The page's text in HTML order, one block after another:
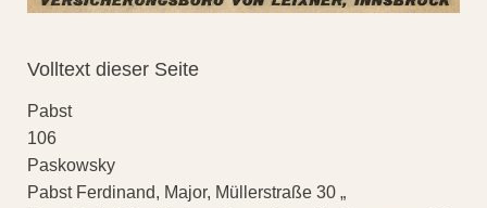
Volltext dieser Seite
Pabst
106
Paskowsky
Pabst Ferdinand, Major, Müllerstraße 30 „